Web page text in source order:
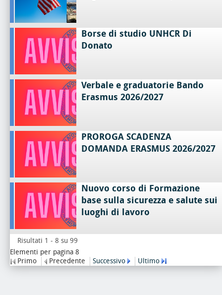
Borse di studio UNHCR Di
Donato
Verbale e graduatorie Bando
Erasmus 2026/2027
PROROGA SCADENZA
DOMANDA ERASMUS 2026/2027
Nuovo corso di Formazione
base sulla sicurezza e salute sui
luoghi di lavoro
Risultati 1 - 8 su 99
Elementi per pagina 8
Primo
Precedente Successivo Ultimo